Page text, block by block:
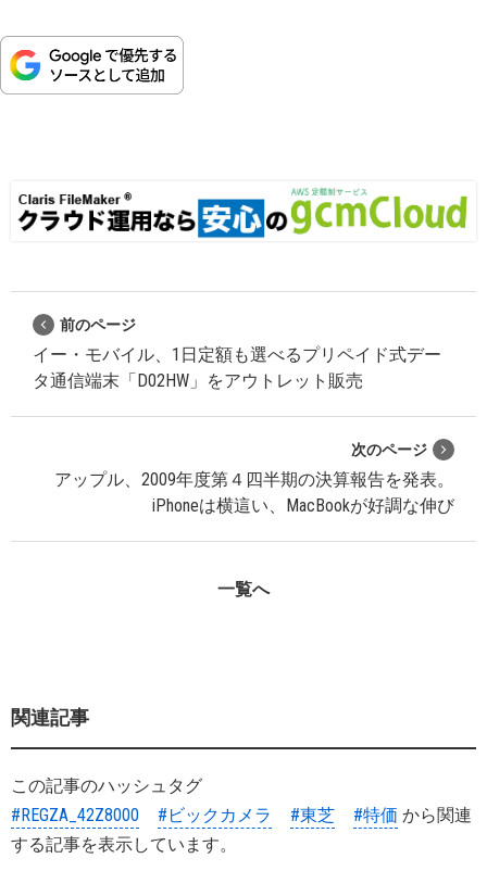
前のページ
イー・モバイル、1日定額も選べるプリペイド式デー
タ通信端末「D02HW」をアウトレット販売
次のページ
アップル、2009年度第４四半期の決算報告を発表。
iPhoneは横這い、MacBookが好調な伸び
一覧へ
関連記事
この記事のハッシュタグ
#REGZA_42Z8000
#ビックカメラ #東芝 #特価 から関連
する記事を表示しています。